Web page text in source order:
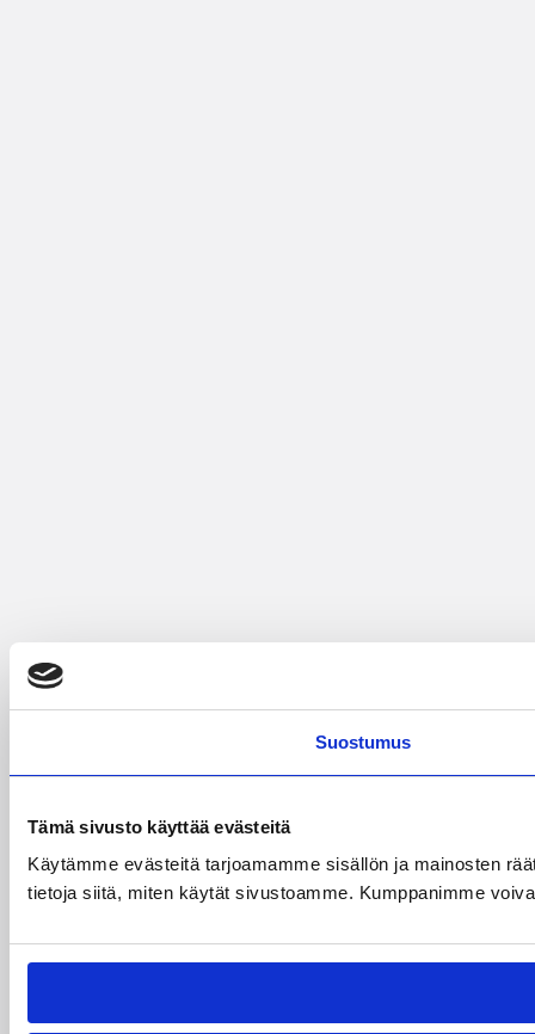
Suostumus
Tämä sivusto käyttää evästeitä
Käytämme evästeitä tarjoamamme sisällön ja mainosten
tietoja siitä, miten käytät sivustoamme. Kumppanimme